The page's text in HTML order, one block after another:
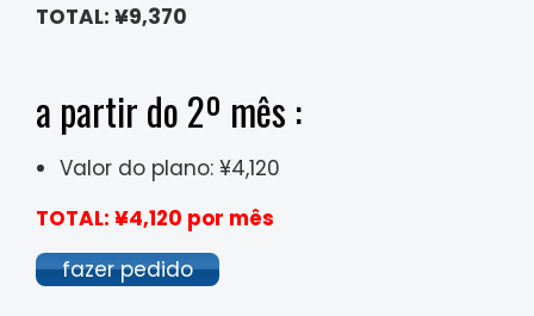
TOTAL: ¥9,370
a partir do 2º mês :
Valor do plano: ¥4,120
TOTAL: ¥4,120 por mês
fazer pedido